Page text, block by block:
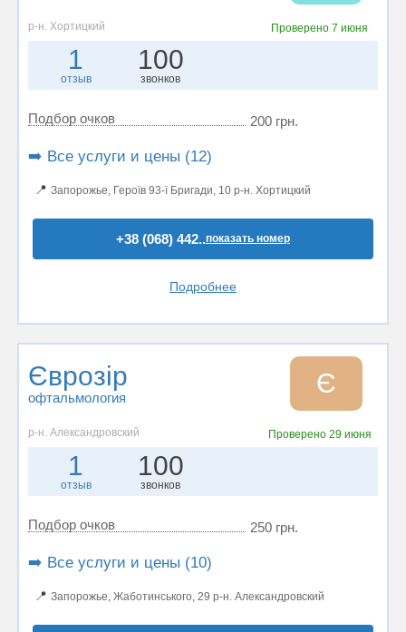
р-н. Хортицкий Проверено7 июня
1
отзыв
100
звонков
Подбор очков 200 грн.
➡️ Все услуги и цены (12)
📍 Запорожье, Героїв 93-ї Бригади, 10 р-н. Хортицкий
+38 (068) 442..показать номер
Подробнее
Єврозір
офтальмология Є
р-н. Александровский Проверено 29 июня
1
отзыв
100
звонков
Подбор очков 250 грн.
➡️ Все услуги и цены (10)
📍 Запорожье, Жаботинського, 29 р-н. Александровский